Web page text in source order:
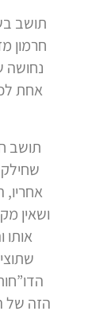
חרמון
נחושה
אחת
תושב
ושאין
אותו
הזה של